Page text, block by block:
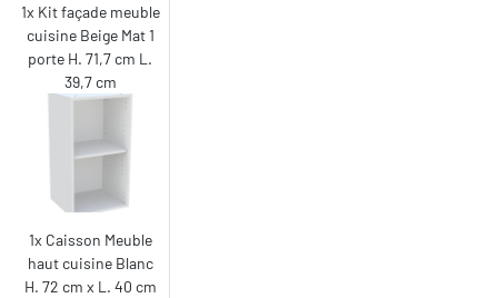
1x Kit façade meuble
cuisine Beige Mat 1
porte H. 71,7 cm L.
39,7 cm
1x Caisson Meuble
haut cuisine Blanc
H. 72 cm x L. 40 cm